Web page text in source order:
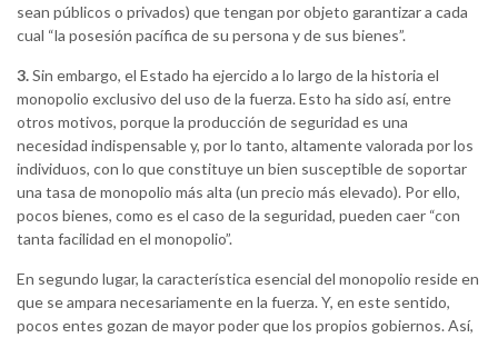
sean públicos o privados) que tengan por objeto garantizar a cada
cual “la posesión pacífica de su persona y de sus bienes”.
3.Sin embargo, el Estado ha ejercido a lo largo de la historia el
monopolio exclusivo del uso de la fuerza. Esto ha sido así, entre
otros motivos, porque la producción de seguridad es una
necesidad indispensable y, por lo tanto, altamente valorada por los
individuos, con lo que constituye un bien susceptible de soportar
una tasa de monopolio más alta (un precio más elevado). Por ello,
pocos bienes, como es el caso de la seguridad, pueden caer “con
tanta facilidad en el monopolio”.
En segundo lugar, la característica esencial del monopolio reside en
que se ampara necesariamente en la fuerza. Y, en este sentido,
pocos entes gozan de mayor poder que los propios gobiernos. Así,